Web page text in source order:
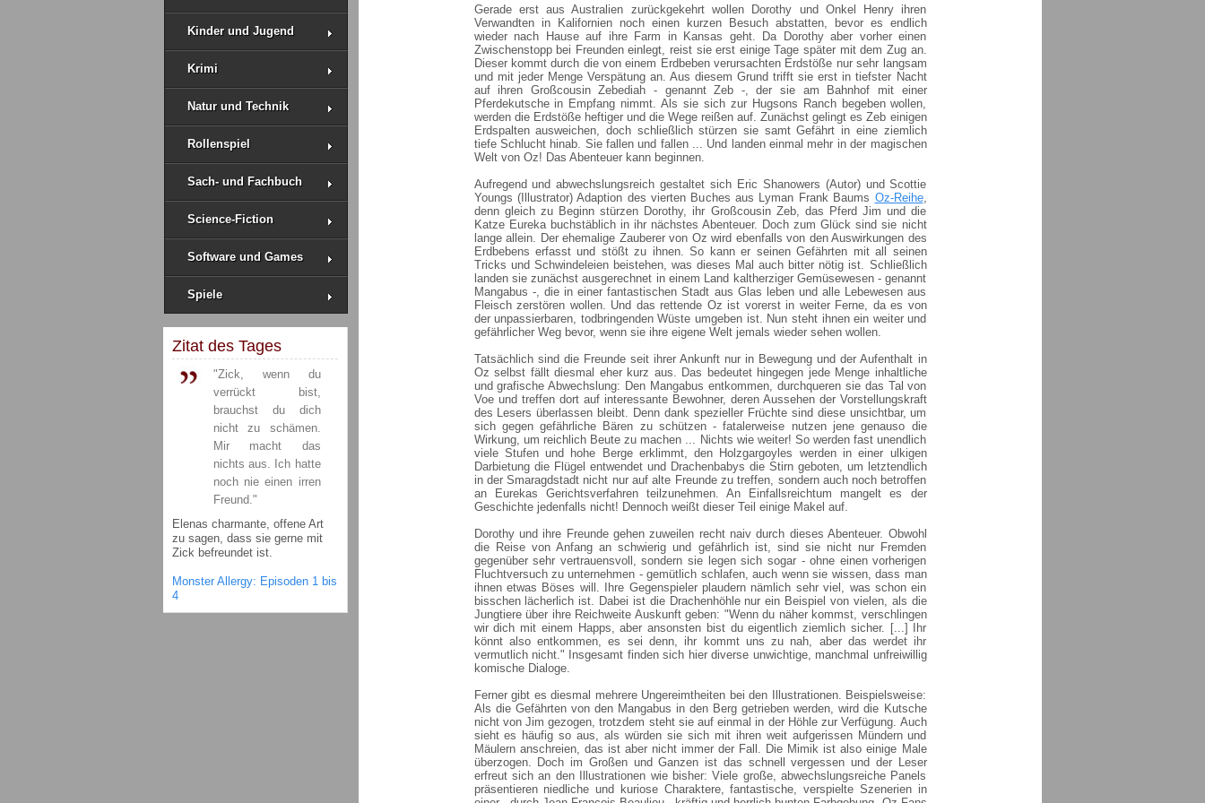
Kinder und Jugend
Krimi
Natur und Technik
Rollenspiel
Sach- und Fachbuch
Science-Fiction
Software und Games
Spiele
Zitat des Tages
"Zick, wenn du
verrückt bist,
brauchst du dich
nicht zu schämen.
Mir macht das
nichts aus. Ich hatte
noch nie einen irren
Freund."
Elenas charmante, offene Art
zu sagen, dass sie gerne mit
Zick befreundet ist.
Monster Allergy: Episoden 1 bis
4
Gerade erst aus Australien zurückgekehrt wollen Dorothy und Onkel Henry ihren
Verwandten in Kalifornien noch einen kurzen Besuch abstatten, bevor es endlich
wieder nach Hause auf ihre Farm in Kansas geht. Da Dorothy aber vorher einen
Zwischenstopp bei Freunden einlegt, reist sie erst einige Tage später mit dem Zug an.
Dieser kommt durch die von einem Erdbeben verursachten Erdstöße nur sehr langsam
und mit jeder Menge Verspätung an. Aus diesem Grund trifft sie erst in tiefster Nacht
auf ihren Großcousin Zebediah - genannt Zeb -, der sie am Bahnhof mit einer
Pferdekutsche in Empfang nimmt. Als sie sich zur Hugsons Ranch begeben wollen,
werden die Erdstöße heftiger und die Wege reißen auf. Zunächst gelingt es Zeb einigen
Erdspalten ausweichen, doch schließlich stürzen sie samt Gefährt in eine ziemlich
tiefe Schlucht hinab. Sie fallen und fallen ... Und landen einmal mehr in der magischen
Welt von Oz! Das Abenteuer kann beginnen.
Aufregend und abwechslungsreich gestaltet sich Eric Shanowers (Autor) und Scottie
Youngs (Illustrator) Adaption des vierten Buches aus Lyman Frank Baums Oz-Reihe,
denn gleich zu Beginn stürzen Dorothy, ihr Großcousin Zeb, das Pferd Jim und die
Katze Eureka buchstäblich in ihr nächstes Abenteuer. Doch zum Glück sind sie nicht
lange allein. Der ehemalige Zauberer von Oz wird ebenfalls von den Auswirkungen des
Erdbebens erfasst und stößt zu ihnen. So kann er seinen Gefährten mit all seinen
Tricks und Schwindeleien beistehen, was dieses Mal auch bitter nötig ist. Schließlich
landen sie zunächst ausgerechnet in einem Land kaltherziger Gemüsewesen - genannt
Mangabus -, die in einer fantastischen Stadt aus Glas leben und alle Lebewesen aus
Fleisch zerstören wollen. Und das rettende Oz ist vorerst in weiter Ferne, da es von
der unpassierbaren, todbringenden Wüste umgeben ist. Nun steht ihnen ein weiter und
gefährlicher Weg bevor, wenn sie ihre eigene Welt jemals wieder sehen wollen.
Tatsächlich sind die Freunde seit ihrer Ankunft nur in Bewegung und der Aufenthalt in
Oz selbst fällt diesmal eher kurz aus. Das bedeutet hingegen jede Menge inhaltliche
und grafische Abwechslung: Den Mangabus entkommen, durchqueren sie das Tal von
Voe und treffen dort auf interessante Bewohner, deren Aussehen der Vorstellungskraft
des Lesers überlassen bleibt. Denn dank spezieller Früchte sind diese unsichtbar, um
sich gegen gefährliche Bären zu schützen - fatalerweise nutzen jene genauso die
Wirkung, um reichlich Beute zu machen ... Nichts wie weiter! So werden fast unendlich
viele Stufen und hohe Berge erklimmt, den Holzgargoyles werden in einer ulkigen
Darbietung die Flügel entwendet und Drachenbabys die Stirn geboten, um letztendlich
in der Smaragdstadt nicht nur auf alte Freunde zu treffen, sondern auch noch betroffen
an Eurekas Gerichtsverfahren teilzunehmen. An Einfallsreichtum mangelt es der
Geschichte jedenfalls nicht! Dennoch weißt dieser Teil einige Makel auf.
Dorothy und ihre Freunde gehen zuweilen recht naiv durch dieses Abenteuer. Obwohl
die Reise von Anfang an schwierig und gefährlich ist, sind sie nicht nur Fremden
gegenüber sehr vertrauensvoll, sondern sie legen sich sogar - ohne einen vorherigen
Fluchtversuch zu unternehmen - gemütlich schlafen, auch wenn sie wissen, dass man
ihnen etwas Böses will. Ihre Gegenspieler plaudern nämlich sehr viel, was schon ein
bisschen lächerlich ist. Dabei ist die Drachenhöhle nur ein Beispiel von vielen, als die
Jungtiere über ihre Reichweite Auskunft geben: "Wenn du näher kommst, verschlingen
wir dich mit einem Happs, aber ansonsten bist du eigentlich ziemlich sicher. [...] Ihr
könnt also entkommen, es sei denn, ihr kommt uns zu nah, aber das werdet ihr
vermutlich nicht." Insgesamt finden sich hier diverse unwichtige, manchmal unfreiwillig
komische Dialoge.
Ferner gibt es diesmal mehrere Ungereimtheiten bei den Illustrationen. Beispielsweise:
Als die Gefährten von den Mangabus in den Berg getrieben werden, wird die Kutsche
nicht von Jim gezogen, trotzdem steht sie auf einmal in der Höhle zur Verfügung. Auch
sieht es häufig so aus, als würden sie sich mit ihren weit aufgerissen Mündern und
Mäulern anschreien, das ist aber nicht immer der Fall. Die Mimik ist also einige Male
überzogen. Doch im Großen und Ganzen ist das schnell vergessen und der Leser
erfreut sich an den Illustrationen wie bisher: Viele große, abwechslungsreiche Panels
präsentieren niedliche und kuriose Charaktere, fantastische, verspielte Szenerien in